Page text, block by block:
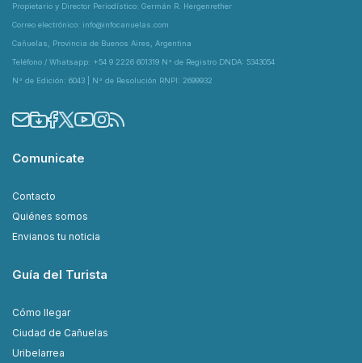
Propietario y Director Periodístico: Germán R. Hergenrether
Correo electrónico: info@infocanuelas.com
Cañuelas, Provincia de Buenos Aires, Argentina
Teléfono / Whatsapp: +54 9 2226 601319 N° de Registro DNDA: 5343054
N° de Edición: 6043 | N° de Resolución RNPI: 2699932
Comunicate
Contacto
Quiénes somos
Envianos tu noticia
Guía del Turista
Cómo llegar
Ciudad de Cañuelas
Uribelarrea